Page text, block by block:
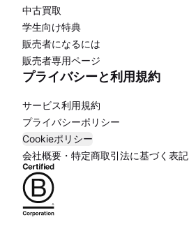
中古買取
学生向け特典
販売者になるには
販売者専用ページ
プライバシーと利用規約
サービス利用規約
プライバシーポリシー
Cookieポリシー
会社概要・特定商取引法に基づく表記